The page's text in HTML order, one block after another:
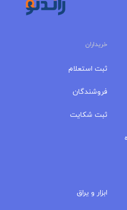
خریداران
ثبت استعلام
فروشندگان
ثبت شکایت
ابزار و یراق